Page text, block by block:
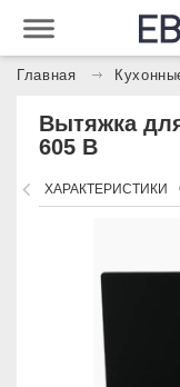
Главная
Вытяжка
605 B
ХАРАКТЕРИСТИКИ